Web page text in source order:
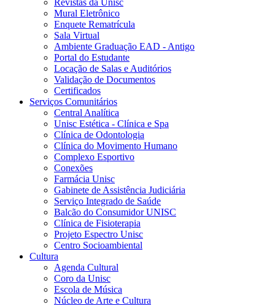
Revistas da Unisc
Mural Eletrônico
Enquete Rematrícula
Sala Virtual
Ambiente Graduação EAD - Antigo
Portal do Estudante
Locação de Salas e Auditórios
Validação de Documentos
Certificados
Serviços Comunitários
Central Analítica
Unisc Estética - Clínica e Spa
Clínica de Odontologia
Clínica do Movimento Humano
Complexo Esportivo
Conexões
Farmácia Unisc
Gabinete de Assistência Judiciária
Serviço Integrado de Saúde
Balcão do Consumidor UNISC
Clínica de Fisioterapia
Projeto Espectro Unisc
Centro Socioambiental
Cultura
Agenda Cultural
Coro da Unisc
Escola de Música
Núcleo de Arte e Cultura